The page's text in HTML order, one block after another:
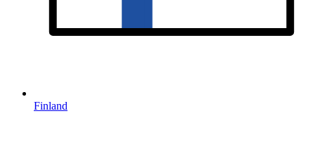
Finland